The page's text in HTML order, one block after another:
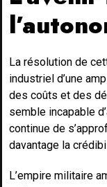
La résolution de
industriel d’une
des coûts et des
semble incapable
continue de
davantage la
L’empire militaire